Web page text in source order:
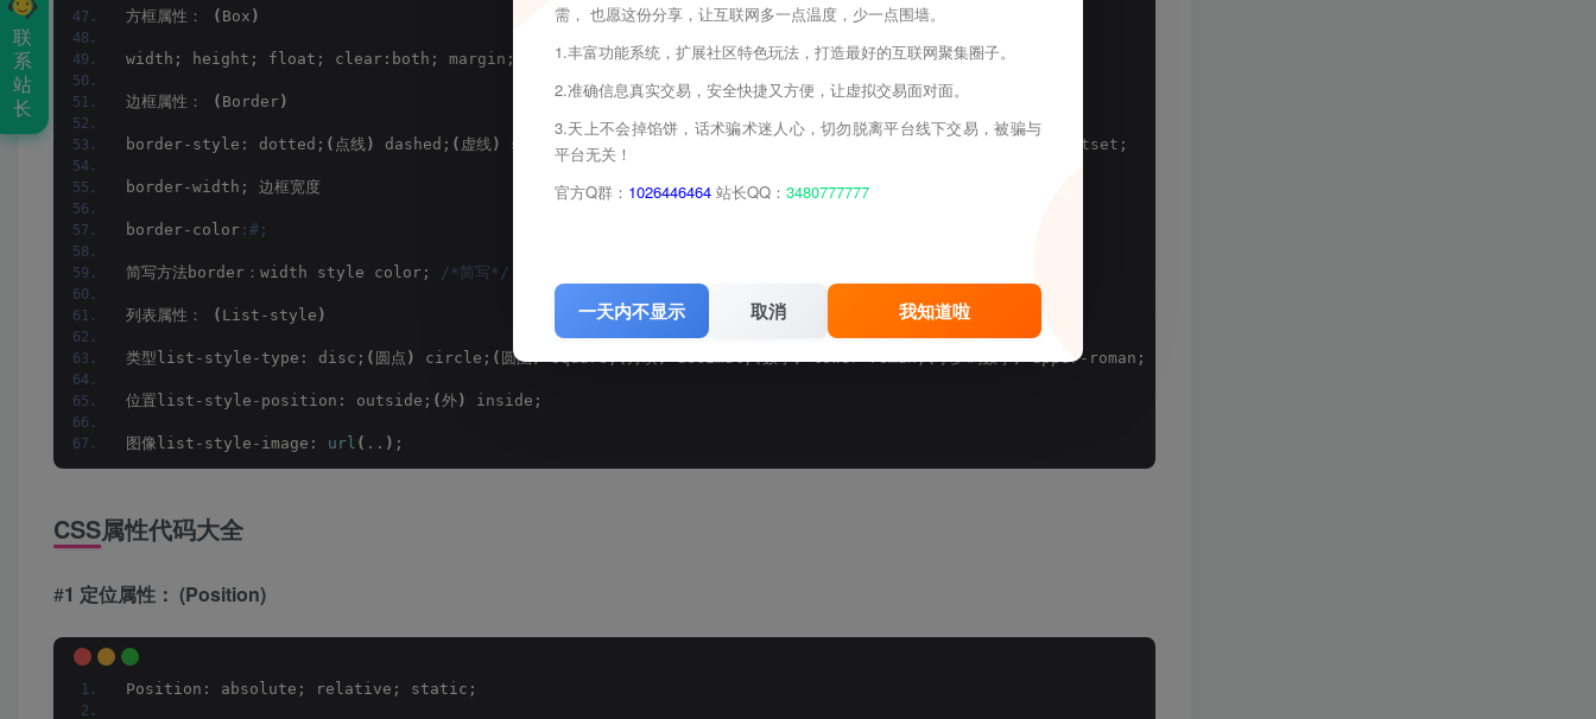
方框属性： ( Box )
width; height; float; clear:both; margin; padding; 顺序：上右下左
边框属性： ( Border)
border-style: dotted; ( 点线) dashed; ( 虚线 ) solid; double; outset;
border-width; 边框宽度
border-color :#;
简写方法border：width style color; /*简写*/
列表属性： ( List-style )
类型list-style-type: disc; ( 圆点 ) circle; ( 圆圈 upper-roman; lower-alpha; upper-alpha;
位置list-style-position: outside; (外) inside;
图像list-style-image: url ( .. ) ;
CSS属性代码大全
#1 定位属性： (Position)
Position: absolute; relative; static;
联
系
站
长
需， 也愿这份分享，让互联网多一点温度，少一点围墙。
1.丰富功能系统，扩展社区特色玩法，打造最好的互联网聚集圈子。
2.准确信息真实交易，安全快捷又方便，让虚拟交易面对面。
3.天上不会掉馅饼，话术骗术迷人心，切勿脱离平台线下交易，被骗与
平台无关！
官方Q群： 1026446464 站长QQ： 3480777777
一天内不显示 取消 我知道啦